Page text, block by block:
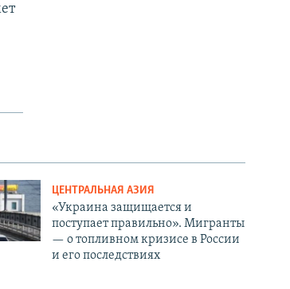
ЦЕНТРАЛЬНАЯ АЗИЯ
«Украина защищается и
поступает правильно». Мигранты
— о топливном кризисе в России
и его последствиях